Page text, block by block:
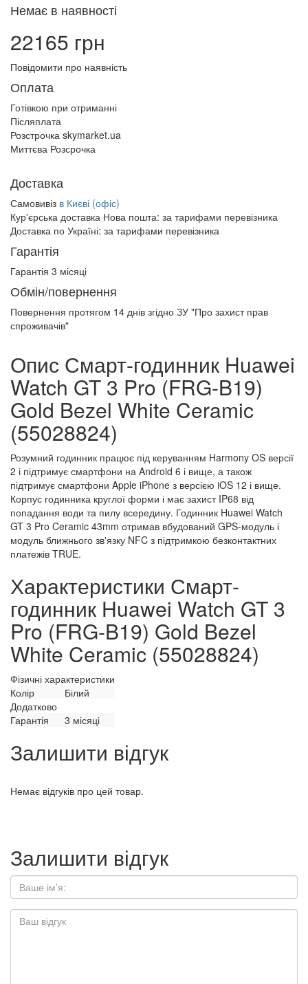
Немає в наявності
22165 грн
Повідомити про наявність
Оплата
Готівкою при отриманні
Післяплата
Розстрочка skymarket.ua
Миттєва Розсрочка
Доставка
Самовивіз в Києві (офіс)
Кур'єрська доставка Нова пошта: за тарифами перевізника
Доставка по Україні: за тарифами перевізника
Гарантія
Гарантія 3 місяці
Обмін/повернення
Повернення протягом 14 днів згідно ЗУ "Про захист прав
спроживачів"
Опис Смарт-годинник Huawei
Watch GT 3 Pro (FRG-B19)
Gold Bezel White Ceramic
(55028824)
Розумний годинник працює під керуванням Harmony OS версії
2 і підтримує смартфони на Android 6 і вище, а також
підтримує смартфони Apple iPhone з версією iOS 12 і вище.
Корпус годинника круглої форми і має захист IP68 від
попадання води та пилу всередину. Годинник Huawei Watch
GT 3 Pro Ceramic 43mm отримав вбудований GPS-модуль і
модуль ближнього зв'язку NFC з підтримкою безконтактних
платежів TRUE.
Характеристики Смарт-
годинник Huawei Watch GT 3
Pro (FRG-B19) Gold Bezel
White Ceramic (55028824)
Фізичні характеристики
Колір
Білий
Додатково
Гарантія
3 місяці
Залишити відгук
Немає відгуків про цей товар.
Залишити відгук